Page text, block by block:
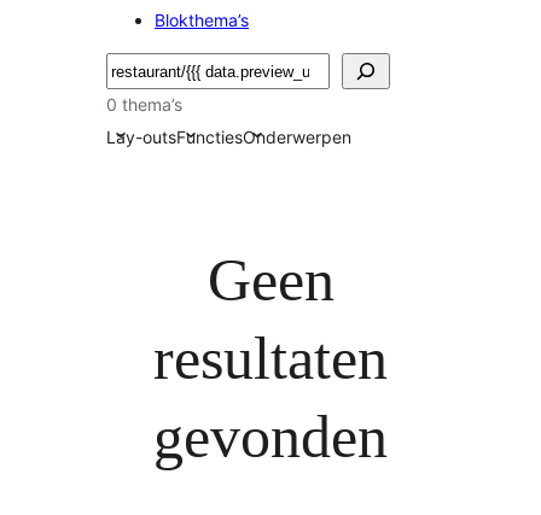
Blokthema’s
Zoeken
0 thema’s
Lay-outsFunctiesOnderwerpen
Geen
resultaten
gevonden